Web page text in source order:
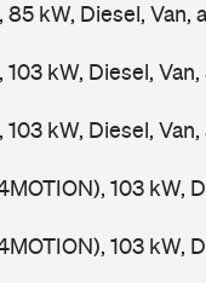
kW, Diesel, Van,
kW, Diesel,
kW, Diesel,
103 kW,
103 kW,